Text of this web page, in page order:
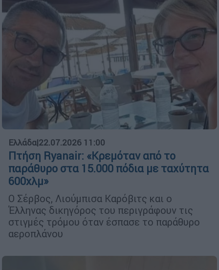
Ελλάδα|22.07.2026 11:00
Πτήση Ryanair: «Κρεμόταν από το
παράθυρο στα 15.000 πόδια με ταχύτητα
600χλμ»
Ο Σέρβος, Λιούμπισα Καρόβιτς και ο
Έλληνας δικηγόρος του περιγράφουν τις
στιγμές τρόμου όταν έσπασε το παράθυρο
αεροπλάνου